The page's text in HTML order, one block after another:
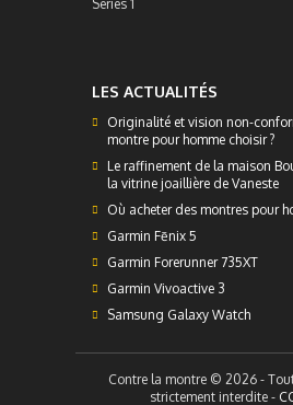
LES ACTUALITÉS
Originalité et vision non-
montre pour homme choisir ?
Le raffinement de la maison
la vitrine joaillière de Vaneste
Où acheter des montres pour
Garmin Fēnix 5
Garmin Forerunner 735XT
Garmin Vivoactive 3
Samsung Galaxy Watch
Contre la montre © 2026 -
strictement interdite -